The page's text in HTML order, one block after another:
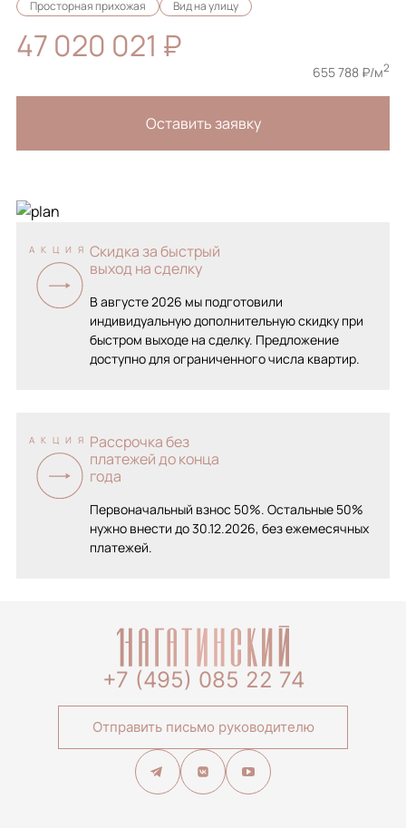
Просторная прихожая
Вид на улицу
47 020 021 ₽
655 788 ₽/м2
Оставить заявку
АКЦИЯ Скидка за быстрый
выход на сделку
В августе 2026 мы подготовили
индивидуальную дополнительную скидку при
быстром выходе на сделку. Предложение
доступно для ограниченного числа квартир.
АКЦИЯ Рассрочка без
платежей до конца
года
Первоначальный взнос 50%. Остальные 50%
нужно внести до 30.12.2026, без ежемесячных
платежей.
+7 (495) 085 22 74
Отправить письмо руководителю